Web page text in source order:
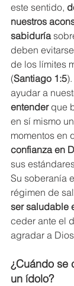
este sentido,
nuestros
sabiduría
deben
de los límites
(Santiago 1:5
ayudar a
entender que
en sí mismo
momentos en
confianza en
sus
Su soberanía
régimen de
ser saludable
ceder ante el
agradar a
¿Cuándo se
un ídolo?